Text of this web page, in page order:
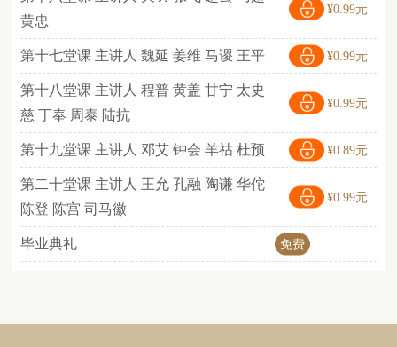
¥0.99元
黄忠
¥0.99元
第十七堂课 主讲人 魏延 姜维 马谡 王平
¥0.99元
第十八堂课 主讲人 程普 黄盖 甘宁 太史
慈 丁奉 周泰 陆抗
¥0.89元
第十九堂课 主讲人 邓艾 钟会 羊祜 杜预
¥0.99元
第二十堂课 主讲人 王允 孔融 陶谦 华佗
陈登 陈宫 司马徽
免费
毕业典礼